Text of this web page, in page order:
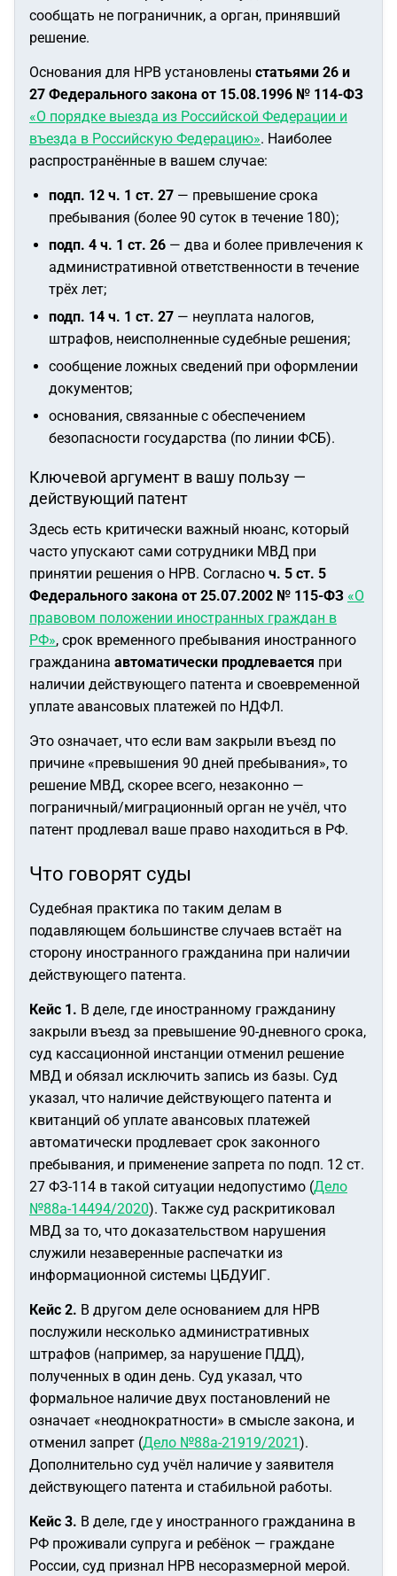
сообщать не пограничник, а орган, принявший
решение.
Основания для НРВ установлены статьями 26 и
27 Федерального закона от 15.08.1996 № 114-ФЗ
«О порядке выезда из Российской Федерации и
въезда в Российскую Федерацию». Наиболее
распространённые в вашем случае:
подп. 12 ч. 1 ст. 27 — превышение срока
пребывания (более 90 суток в течение 180);
подп. 4 ч. 1 ст. 26 — два и более привлечения к
административной ответственности в течение
трёх лет;
подп. 14 ч. 1 ст. 27 — неуплата налогов,
штрафов, неисполненные судебные решения;
сообщение ложных сведений при оформлении
документов;
основания, связанные с обеспечением
безопасности государства (по линии ФСБ).
Ключевой аргумент в вашу пользу —
действующий патент
Здесь есть критически важный нюанс, который
часто упускают сами сотрудники МВД при
принятии решения о НРВ. Согласно ч. 5 ст. 5
Федерального закона от 25.07.2002 № 115-ФЗ «О
правовом положении иностранных граждан в
РФ», срок временного пребывания иностранного
гражданина автоматически продлевается при
наличии действующего патента и своевременной
уплате авансовых платежей по НДФЛ.
Это означает, что если вам закрыли въезд по
причине «превышения 90 дней пребывания», то
решение МВД, скорее всего, незаконно —
пограничный/миграционный орган не учёл, что
патент продлевал ваше право находиться в РФ.
Что говорят суды
Судебная практика по таким делам в
подавляющем большинстве случаев встаёт на
сторону иностранного гражданина при наличии
действующего патента.
Кейс 1. В деле, где иностранному гражданину
закрыли въезд за превышение 90-дневного срока,
суд кассационной инстанции отменил решение
МВД и обязал исключить запись из базы. Суд
указал, что наличие действующего патента и
квитанций об уплате авансовых платежей
автоматически продлевает срок законного
пребывания, и применение запрета по подп. 12 ст.
27 ФЗ-114 в такой ситуации недопустимо (Дело
№88а-14494/2020). Также суд раскритиковал
МВД за то, что доказательством нарушения
служили незаверенные распечатки из
информационной системы ЦБДУИГ.
Кейс 2. В другом деле основанием для НРВ
послужили несколько административных
штрафов (например, за нарушение ПДД),
полученных в один день. Суд указал, что
формальное наличие двух постановлений не
означает «неоднократности» в смысле закона, и
отменил запрет (Дело №88а-21919/2021).
Дополнительно суд учёл наличие у заявителя
действующего патента и стабильной работы.
Кейс 3. В деле, где у иностранного гражданина в
РФ проживали супруга и ребёнок — граждане
России, суд признал НРВ несоразмерной мерой.